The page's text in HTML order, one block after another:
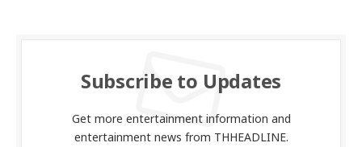
Subscribe to Updates
Get more entertainment information and
entertainment news from THHEADLINE.